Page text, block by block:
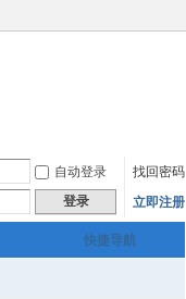
自动登录
找回密码
登录 立即注册
快捷导航